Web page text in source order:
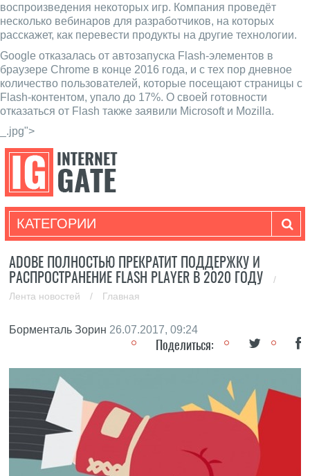
воспроизведения некоторых игр. Компания проведёт
несколько вебинаров для разработчиков, на которых
расскажет, как перевести продукты на другие технологии.
Google отказалась от автозапуска Flash-элементов в
браузере Chrome в конце 2016 года, и с тех пор дневное
количество пользователей, которые посещают страницы с
Flash-контентом, упало до 17%. О своей готовности
отказаться от Flash также заявили Microsoft и Mozilla.
_.jpg">
КАТЕГОРИИ
ADOBE ПОЛНОСТЬЮ ПРЕКРАТИТ ПОДДЕРЖКУ И
РАСПРОСТРАНЕНИЕ FLASH PLAYER В 2020 ГОДУ
/
Лента новостей
/ Главная
Борменталь Зорин 26.07.2017, 09:24
Поделиться: